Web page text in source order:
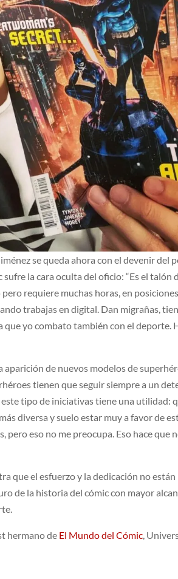
se queda ahora con el devenir del
la cara oculta del oficio: “Es el talón
requiere muchas horas, en
trabajas en digital. Dan migrañas,
que yo combato también con el deporte.
de nuevos modelos de
tienen que seguir siempre a un
tipo de iniciativas tiene una utilidad:
diversa y suelo estar muy a favor de
pero eso no me preocupa. Eso hace que
que el esfuerzo y la dedicación no
de la historia del cómic con mayor
hermano de El Mundo del Cómic,